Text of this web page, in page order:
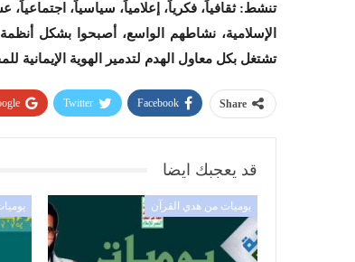
تنشط: ثقافياً، فكرياً، إعلامياً، سياسياً،
الإسلامية، نشاطهم الواسع، أصبحوا بشكل
تشتغل بكل معاول الهدم لتدمير الهوية الإيمانية
Share
Facebook
Twitter
قد يعجبك ايضا
يوميات من هدي القرآن